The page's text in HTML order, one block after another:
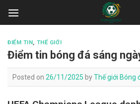
ĐIỂM TIN, THẾ GIỚI
Điểm tin bóng đá sáng
Posted on 26/11/2025 byThế giới Bóng